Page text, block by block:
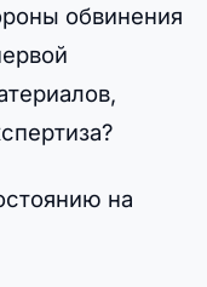
обвинения
на